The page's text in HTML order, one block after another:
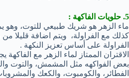
5. حلويات الفاكهة :
ماء الزهر هو شريك طبيعي للتوت، وهو
كذلك مع الفراولة، ويتم اضافة قليلا
الفراولة على أساس تعزيز النكهة .
الاقتران الممتاز لماء الزهر مع
بعض الفواكهه مثل المشمش، والتوت
الفطائر، والكومبوت، والكعك